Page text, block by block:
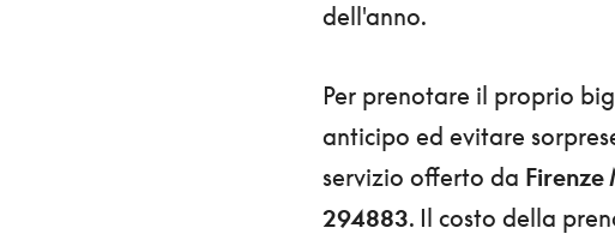
dell'anno.
Per prenotare il proprio
anticipo ed evitare
servizio offerto da Firenze
294883. Il costo della